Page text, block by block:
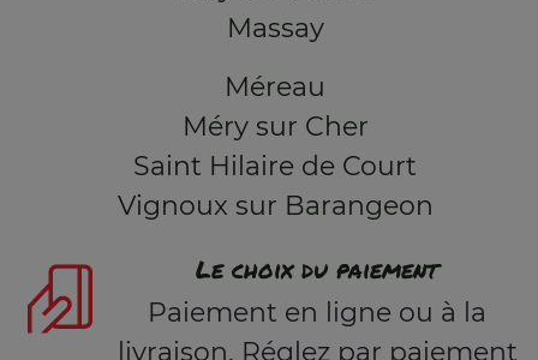
Massay
Méreau
Méry sur Cher
Saint Hilaire de Court
Vignoux sur Barangeon
Le choix du paiement
Paiement en ligne ou à la
livraison. Réglez par paiement